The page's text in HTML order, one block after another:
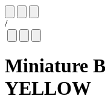
/
Miniature
YELLOW